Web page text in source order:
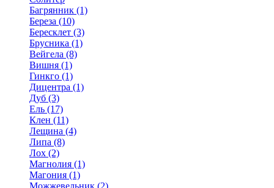
Багрянник (1)
Береза (10)
Бересклет (3)
Брусника (1)
Вейгела (8)
Вишня (1)
Гинкго (1)
Дицентра (1)
Дуб (3)
Ель (17)
Клен (11)
Лещина (4)
Липа (8)
Лох (2)
Магнолия (1)
Магония (1)
Можжевельник (2)